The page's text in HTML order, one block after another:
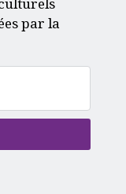
par la